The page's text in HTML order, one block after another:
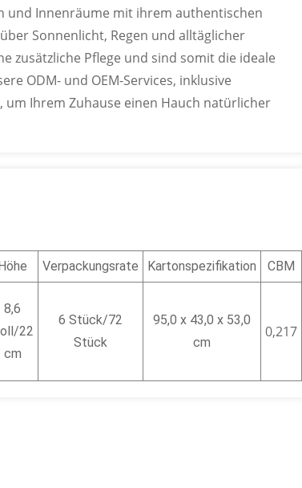
Innenräume mit ihrem authentischen
Sonnenlicht, Regen und alltäglicher
zusätzliche Pflege und sind somit die ideale
ODM- und OEM-Services, inklusive
Ihrem Zuhause einen Hauch natürlicher
Verpackungsrate Kartonspezifikation CBM
8,6
22
cm
6 Stück/72
Stück
95,0 x 43,0 x 53,0
cm
0,217